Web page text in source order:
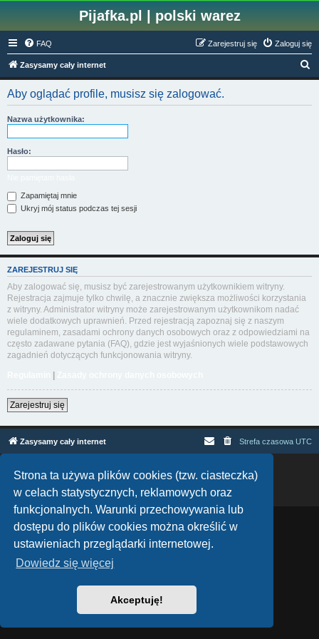
Strona ta używa plików cookies (tzw. ciasteczka)
w celach statystycznych, reklamowych oraz
funkcjonalnych. Warunki przechowywania lub
dostępu do plików cookies można określić w
ustawieniach przeglądarki internetowej.
Dowiedz się więcej
Akceptuję!
Pijafka.pl | polski warez
FAQ Zaloguj się
Zarejestruj się
Zasysamy cały internet
z
Aby oglądać profile, musisz się zalogować.
Nazwa użytkownika:
Hasło:
Zapamiętaj mnie
Ukryj mój status podczas tej sesji
ZAREJESTRUJ SIĘ
Aby zalogować się, musisz być zarejestrowanym użytkownikiem witryny.
Rejestracja zajmuje tylko chwilę, a znacznie zwiększa możliwości korzystania
z witryny. Administrator witryny może zarejestrowanym użytkownikom nadać
wiele dodatkowych uprawnień. Przed rejestracją zapoznaj się z naszym
regulaminem, zasadami ochrony danych osobowych oraz z odpowiedziami na
często zadawane pytania (FAQ), gdzie jest wyjaśnionych wiele podstawowych
zagadnień dotyczących funkcjonowania witryny.
|
Zarejestruj się
Zasysamy cały internet Strefa czasowa UTC
Polski pakiet językowy dostarcza phpBB.pl
Zasady ochrony danych osobowych|Regulamin